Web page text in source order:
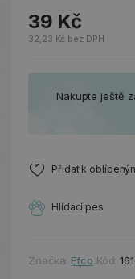
39 Kč
32,23 Kč bez DPH
Nakupte ještě
Přidat k
Hlídací pes
Značka: Efco Kód: